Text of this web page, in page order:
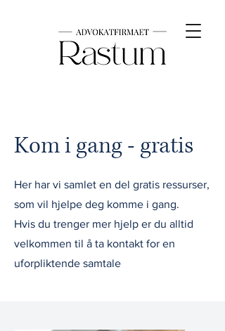
Kom i gang - gratis
Her har vi samlet en del gratis ressurser,
som vil hjelpe deg komme i gang.
Hvis du trenger mer hjelp er du alltid
velkommen til å ta kontakt for en
uforpliktende samtale